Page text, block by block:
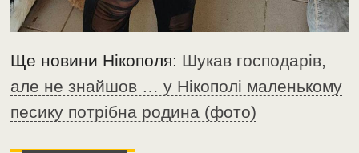
Ще новини Нікополя: Шукав господарів,
але не знайшов … у Нікополі маленькому
песику потрібна родина (фото)